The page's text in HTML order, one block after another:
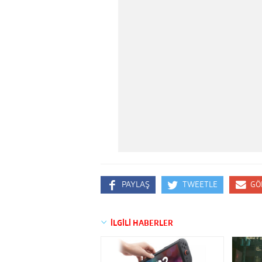
PAYLAŞ TWEETLE
İLGİLİ HABERLER